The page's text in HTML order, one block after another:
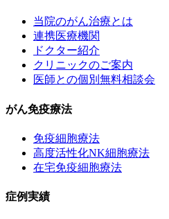
当院のがん治療とは
連携医療機関
ドクター紹介
クリニックのご案内
医師との個別無料相談会
がん免疫療法
免疫細胞療法
高度活性化NK細胞療法
在宅免疫細胞療法
症例実績